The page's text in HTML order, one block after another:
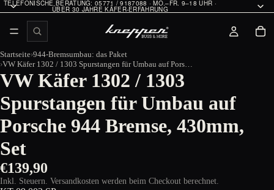
TELEFONISCHE BERATUNG: 05771 / 9187088 · MO.–FR. 9–18 UHR ·
ÜBER 30 JAHRE KÄFER-ERFAHRUNG
Startseite 944-Bremsumbau: das Paket
VW Käfer 1302 / 1303 Spurstangen für Umbau auf Porsche 944 Bremse, 430mm, Set
VW Käfer 1302 / 1303
Spurstangen für Umbau auf
Porsche 944 Bremse, 430mm,
Set
€139,90
Inkl. Steuern. Versandkosten werden beim Checkout berechnet.